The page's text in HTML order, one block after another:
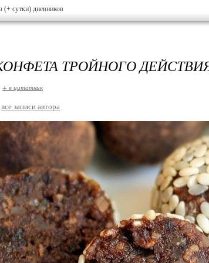
(+ сутки) дневников
ТРОЙНОГО
+ в цитатник
все записи автора